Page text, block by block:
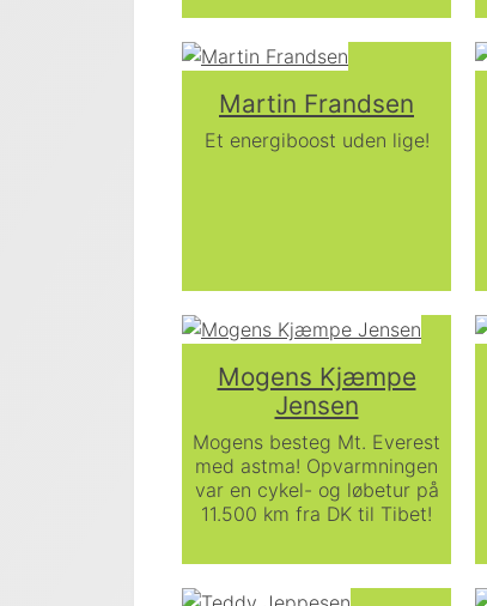
Martin Frandsen
Et energiboost uden lige!
Mogens Kjæmpe
Jensen
Mogens besteg Mt. Everest
med astma! Opvarmningen
var en cykel- og løbetur på
11.500 km fra DK til Tibet!